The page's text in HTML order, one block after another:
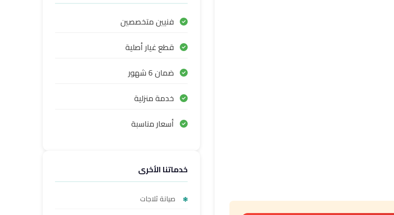
فنيين متخصصين
قطع غيار أصلية
ضمان 6 شهور
خدمة منزلية
أسعار مناسبة
خدماتنا الأخرى
صيانة ثلاجات